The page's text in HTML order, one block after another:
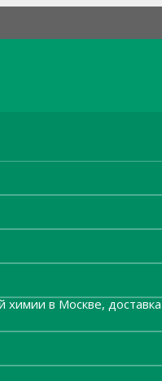
химии в Москве,